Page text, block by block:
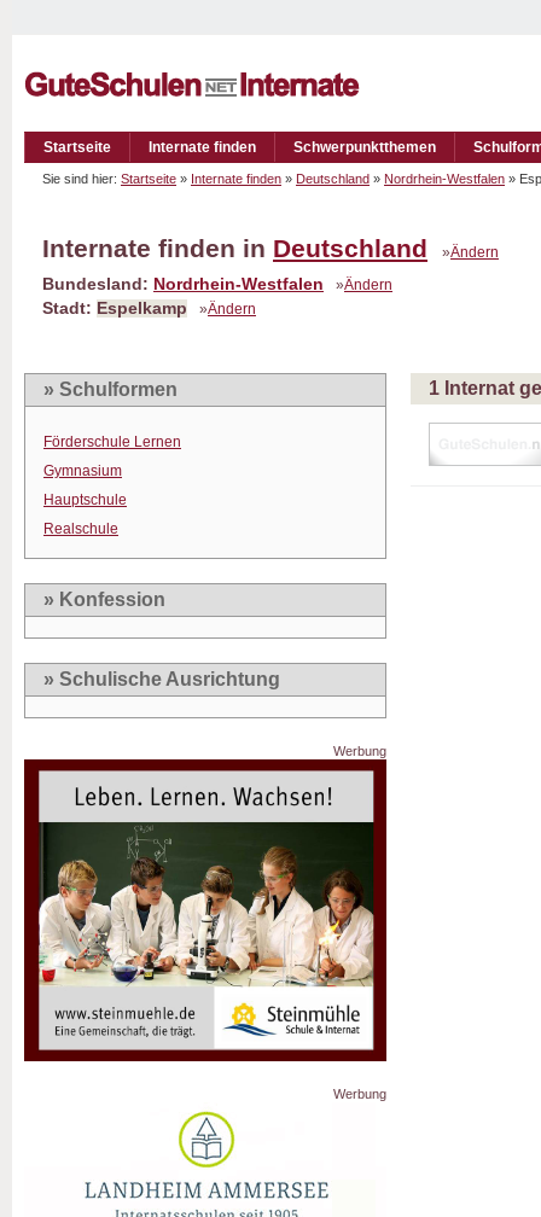
Startseite Internate finden Schwerpunktthemen
Sie sind hier: Startseite » Internate finden » Deutschland » Nordrhein-Westfalen »
Internate finden in Deutschland »Ändern
Bundesland: Nordrhein-Westfalen »Ändern
Stadt: Espelkamp »Ändern
» Schulformen
Förderschule Lernen
Gymnasium
Hauptschule
Realschule
» Konfession
» Schulische Ausrichtung
Werbung
Werbung
1 Internat